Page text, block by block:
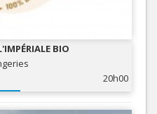
BIO
20h00